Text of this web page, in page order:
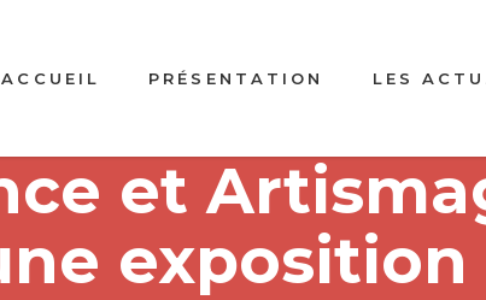
ACCUEIL PRÉSENTATION LES
et